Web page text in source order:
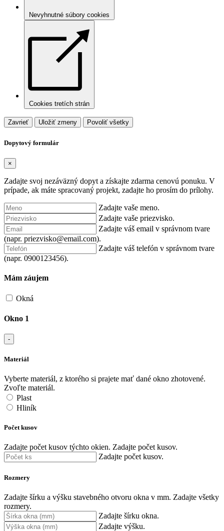
Nevyhnutné súbory cookies
Cookies tretích strán
Zavrieť Uložiť zmeny Povoliť všetky
Dopytový formulár
×
Zadajte svoj nezáväzný dopyt a získajte zdarma cenovú ponuku. V
prípade, ak máte spracovaný projekt, zadajte ho prosím do prílohy.
Zadajte vaše meno.
Zadajte vaše priezvisko.
Zadajte váš email v správnom tvare
(napr. priezvisko@email.com).
Zadajte váš telefón v správnom tvare
(napr. 0900123456).
Mám záujem
Okná
Okno 1
-
Materiál
Vyberte materiál, z ktorého si prajete mať dané okno zhotovené.
Zvoľte materiál.
Plast
Hliník
Počet kusov
Zadajte počet kusov týchto okien. Zadajte počet kusov.
Zadajte počet kusov.
Rozmery
Zadajte šírku a výšku stavebného otvoru okna v mm. Zadajte všetky
rozmery.
Zadajte šírku okna.
Zadajte výšku.